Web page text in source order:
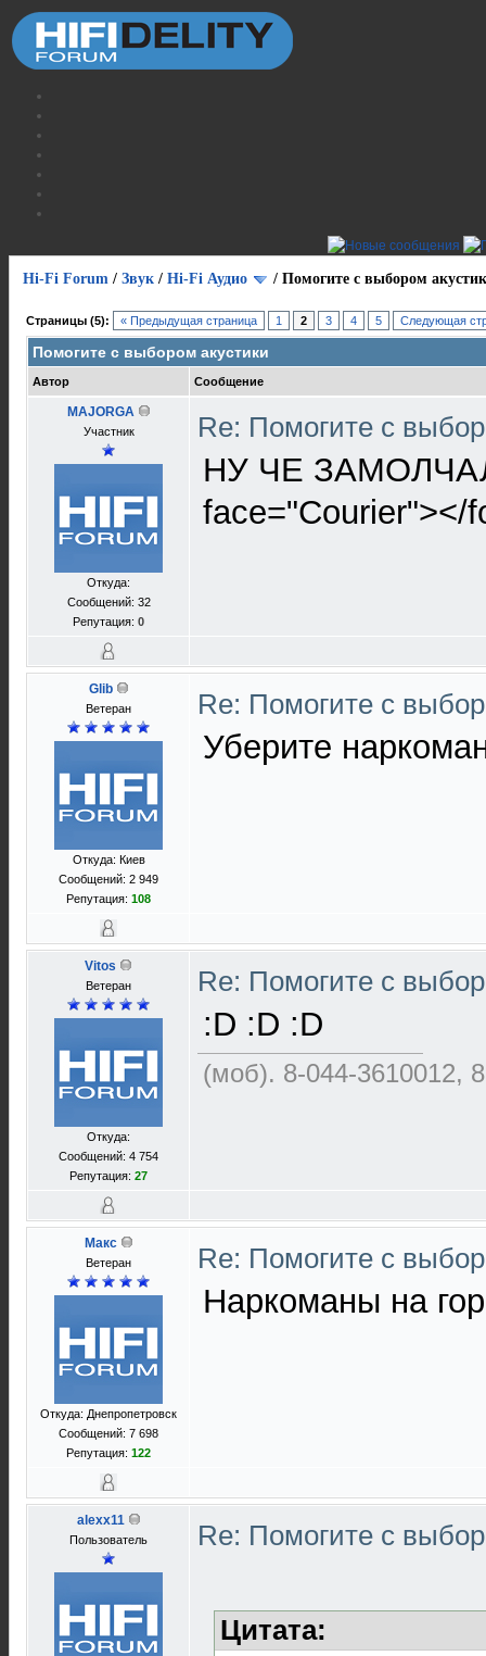
Hi-Fi Forum / Звук / Hi-Fi Аудио / Помогите с выбором
Страницы (5): « Предыдущая страница 1 2 3 4 5 Следующая
Помогите с выбором акустики
Автор Сообщение
MAJORGA
Участник
Откуда:
Сообщений: 32
Репутация: 0
Re: Помогите с
НУ ЧЕ
face="Courier"></
Glib
Ветеран
Откуда: Киев
Сообщений: 2 949
Репутация: 108
Re: Помогите с
Уберите
Vitos
Ветеран
Откуда:
Сообщений: 4 754
Репутация: 27
Re: Помогите с
:D :D :D
(моб). 8-044-3610012,
Макс
Ветеран
Откуда: Днепропетровск
Сообщений: 7 698
Репутация: 122
Re: Помогите с
Наркоманы на
alexx11
Пользователь Re: Помогите с
Цитата: